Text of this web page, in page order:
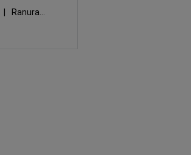
Ranura N